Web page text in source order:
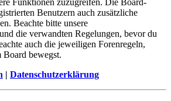
Funktionen zuzugreifen. Die Board-
Benutzern auch zusätzliche
Beachte bitte unsere
die verwandten Regelungen, bevor du
auch die jeweiligen Forenregeln,
Board bewegst.
| Datenschutzerklärung